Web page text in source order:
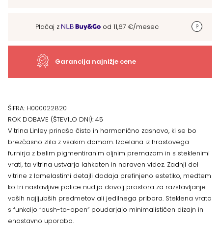
Plačaj z od 11,67 €/mesec
Garancija najnižje cene
ŠIFRA: H000022820
ROK DOBAVE (ŠTEVILO DNI): 45
Vitrina Linley prinaša čisto in harmonično zasnovo, ki se bo
brezčasno zlila z vsakim domom. Izdelana iz hrastovega
furnirja z belim pigmentiranim oljnim premazom in s steklenimi
vrati, ta vitrina ustvarja lahkoten in naraven videz. Zadnji del
vitrine z lamelastimi detajli dodaja prefinjeno estetiko, medtem
ko tri nastavljive police nudijo dovolj prostora za razstavljanje
vaših najljubših predmetov ali jedilnega pribora. Steklena vrata
s funkcijo “push-to-open” poudarjajo minimalističen dizajn in
enostavno uporabo.